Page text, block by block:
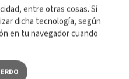
su reproducción no
entre otras cosas. Si
dicha tecnología, según
en tu navegador cuando